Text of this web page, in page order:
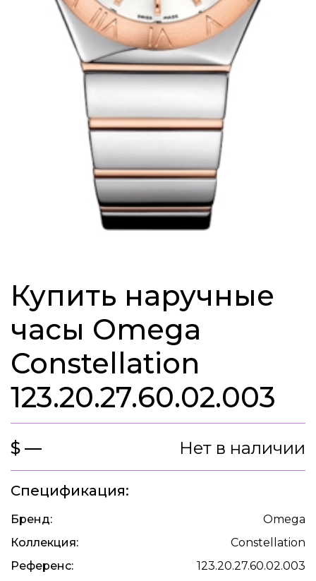
Купить наручные
часы Omega
Constellation
123.20.27.60.02.003
$ — Нет в наличии
Спецификация:
Бренд:
Omega
Коллекция:
Constellation
Референс:
123.20.27.60.02.003